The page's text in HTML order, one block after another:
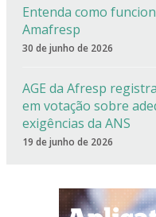
Entenda como
Amafresp
30 de junho de 2026
AGE da Afresp
em votação sobre
exigências da ANS
19 de junho de 2026